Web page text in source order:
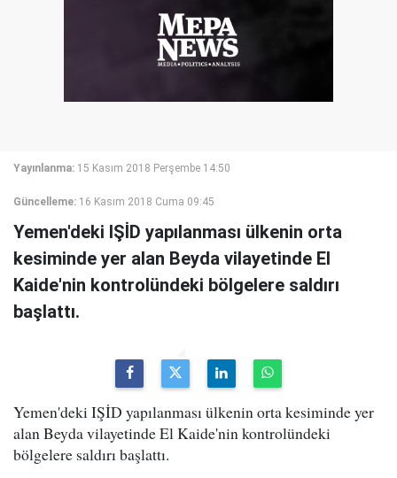
Yayınlanma: 15 Kasım 2018 Perşembe 14:50
Güncelleme: 16 Kasım 2018 Cuma 09:45
Yemen'deki IŞİD yapılanması ülkenin orta
kesiminde yer alan Beyda vilayetinde El
Kaide'nin kontrolündeki bölgelere saldırı
başlattı.
Yemen'deki IŞİD yapılanması ülkenin orta kesiminde yer
alan Beyda vilayetinde El Kaide'nin kontrolündeki
bölgelere saldırı başlattı.